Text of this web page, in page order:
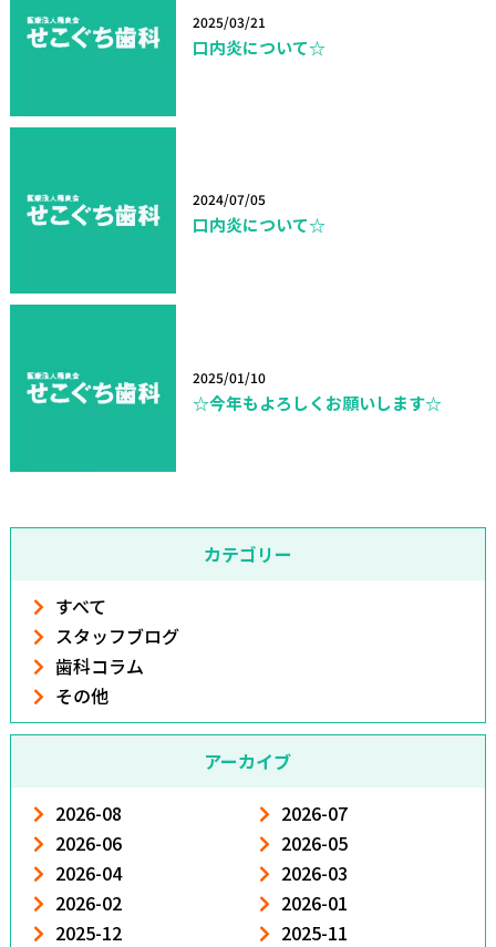
2025/03/21
口内炎について☆
2024/07/05
口内炎について☆
2025/01/10
☆今年もよろしくお願いします☆
カテゴリー
すべて
スタッフブログ
歯科コラム
その他
アーカイブ
2026-08
2026-07
2026-06
2026-05
2026-04
2026-03
2026-02
2026-01
2025-12
2025-11